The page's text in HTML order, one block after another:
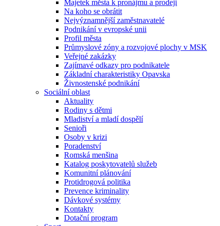
Majetek města k pronájmu a prodeji
Na koho se obrátit
Nejvýznamnější zaměstnavatelé
Podnikání v evropské unii
Profil města
Průmyslové zóny a rozvojové plochy v MSK
Veřejné zakázky
Zajímavé odkazy pro podnikatele
Základní charakteristiky Opavska
Živnostenské podnikání
Sociální oblast
Aktuality
Rodiny s dětmi
Mladiství a mladí dospělí
Senioři
Osoby v krizi
Poradenství
Romská menšina
Katalog poskytovatelů služeb
Komunitní plánování
Protidrogová politika
Prevence kriminality
Dávkové systémy
Kontakty
Dotační program